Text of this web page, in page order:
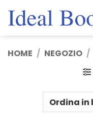
HOME / NEGOZIO /